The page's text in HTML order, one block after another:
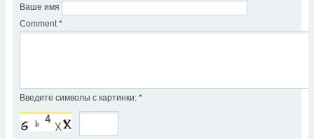
Ваше имя
Comment *
Введите символы с картинки: *